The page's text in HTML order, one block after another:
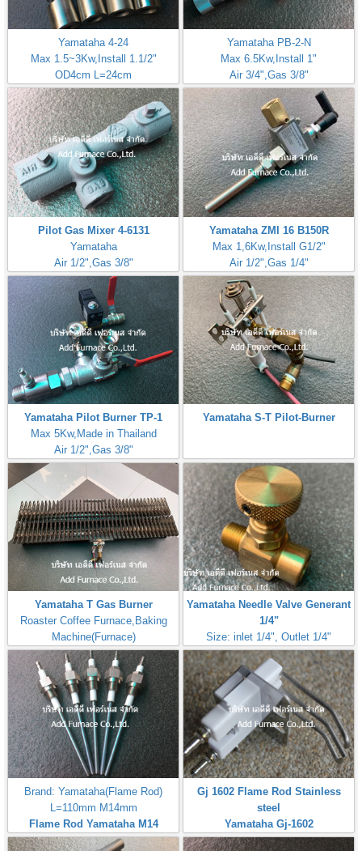
Yamataha 4-24
Max 1.5~3Kw,Install 1.1/2"
OD4cm L=24cm
Inlet Gas Size 1/4"
Yamataha PB-2-N
Max 6.5Kw,Install 1"
Air 3/4",Gas 3/8"
Pilot Gas Mixer 4-6131
Yamataha
Air 1/2",Gas 3/8"
Yamataha ZMI 16 B150R
Max 1,6Kw,Install G1/2"
Air 1/2",Gas 1/4"
Yamataha Pilot Burner TP-1
Max 5Kw,Made in Thailand
Air 1/2",Gas 3/8"
Yamataha S-T Pilot-Burner
Yamataha T Gas Burner
Roaster Coffee Furnace,Baking
Machine(Furnace)
Yamataha Needle Valve Generant
1/4"
Size: inlet 1/4", Outlet 1/4"
Max Inlet
Pressure:50PSI(3,5Bar,350kPa)
Brand: Yamataha(Flame Rod)
L=110mm M14mm
Flame Rod Yamataha M14
L110mm
Gj 1602 Flame Rod Stainless
steel
Yamataha Gj-1602